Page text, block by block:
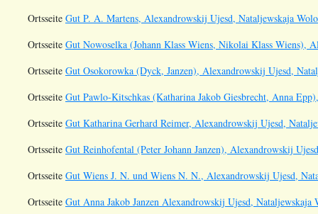
Ortsseite Gut P. A. Martens, Alexandrowskij Ujesd, Nataljewskaja
Ortsseite Gut Nowoselka (Johann Klass Wiens, Nikolai Klass Wiens),
Ortsseite Gut Osokorowka (Dyck, Janzen), Alexandrowskij Ujesd,
Ortsseite Gut Pawlo-Kitschkas (Katharina Jakob Giesbrecht, Anna
Ortsseite Gut Katharina Gerhard Reimer, Alexandrowskij Ujesd,
Ortsseite Gut Reinhofental (Peter Johann Janzen), Alexandrowskij
Ortsseite Gut Wiens J. N. und Wiens N. N., Alexandrowskij Ujesd,
Ortsseite Gut Anna Jakob Janzen Alexandrowskij Ujesd, Nataljewskaja